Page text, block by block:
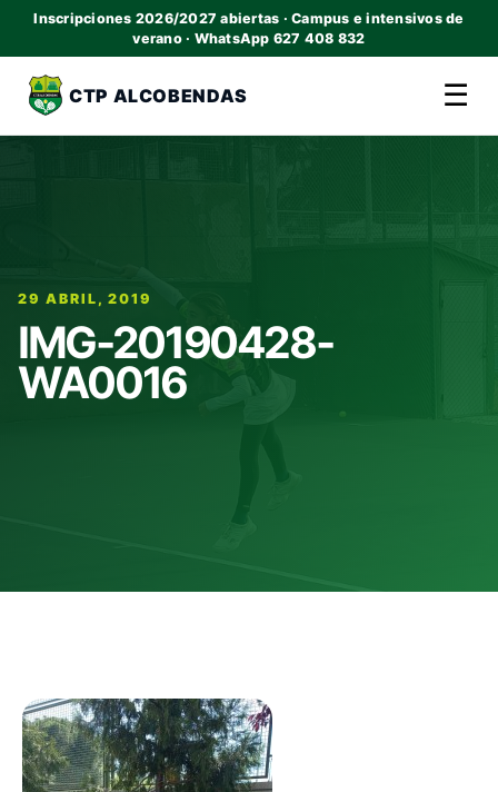
Inscripciones 2026/2027 abiertas · Campus e intensivos de
verano · WhatsApp 627 408 832
CTP ALCOBENDAS ☰
29 ABRIL, 2019
IMG-20190428-
WA0016